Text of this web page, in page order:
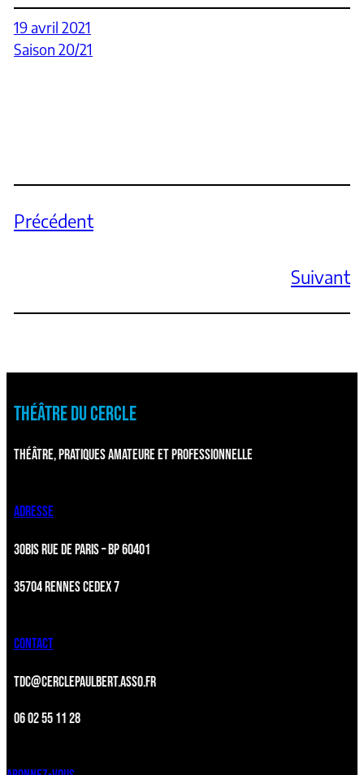
19 avril 2021
Saison 20/21
Précédent
Suivant
THÉÂTRE DU CERCLE
THÉÂTRE, PRATIQUES AMATEURE ET PROFESSIONNELLE
ADRESSE
30BIS RUE DE PARIS – BP 60401
35704 RENNES CEDEX 7
CONTACT
TDC@CERCLEPAULBERT.ASSO.FR
06 02 55 11 28